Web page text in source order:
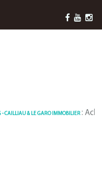
& LE GARO IMMOBILIER: Achat /